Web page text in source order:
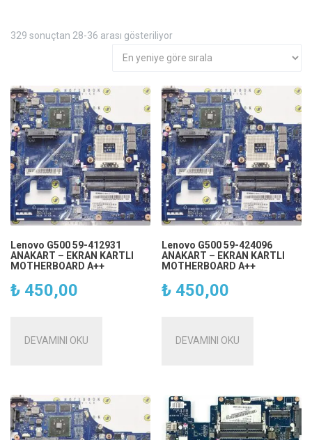
329 sonuçtan 28-36 arası gösteriliyorEn
Lenovo G500 59-412931
ANAKART – EKRAN KARTLI
MOTHERBOARD A++
₺ 450,00
DEVAMINI OKU
Lenovo G500 59-424096
ANAKART – EKRAN KARTLI
MOTHERBOARD A++
₺ 450,00
DEVAMINI OKU